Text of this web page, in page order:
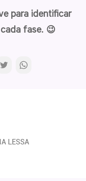
para identificar
fase. 😉
LESSA